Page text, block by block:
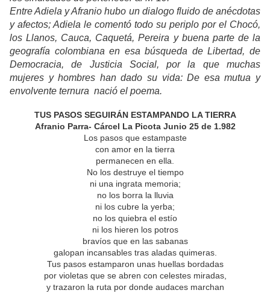
Entre Adiela y Afranio hubo un dialogo fluido de anécdotas
y afectos; Adiela le comentó todo su periplo por el Chocó,
los Llanos, Cauca, Caquetá, Pereira y buena parte de la
geografía colombiana en esa búsqueda de Libertad, de
Democracia, de Justicia Social, por la que muchas
mujeres y hombres han dado su vida: De esa mutua y
envolvente ternura nació el poema.
TUS PASOS SEGUIRÁN ESTAMPANDO LA TIERRA
Afranio Parra- Cárcel La Picota Junio 25 de 1.982
Los pasos que estampaste
con amor en la tierra
permanecen en ella.
No los destruye el tiempo
ni una ingrata memoria;
no los borra la lluvia
ni los cubre la yerba;
no los quiebra el estío
ni los hieren los potros
bravíos que en las sabanas
galopan incansables tras aladas quimeras.
Tus pasos estamparon unas huellas bordadas
por violetas que se abren con celestes miradas,
y trazaron la ruta por donde audaces marchan